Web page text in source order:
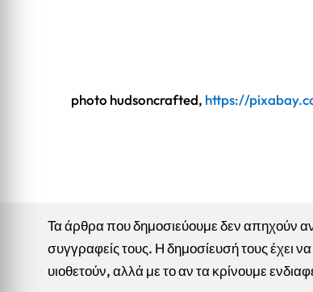
photo hudsoncrafted, https://
Τα άρθρα που δημοσιεύουμε δεν απηχούν
συγγραφείς τους. Η δημοσίευσή τους έχει
υιοθετούν, αλλά με το αν τα κρίνουμε